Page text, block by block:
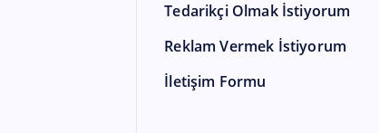
Tedarikçi Olmak İstiyorum
Reklam Vermek İstiyorum
İletişim Formu